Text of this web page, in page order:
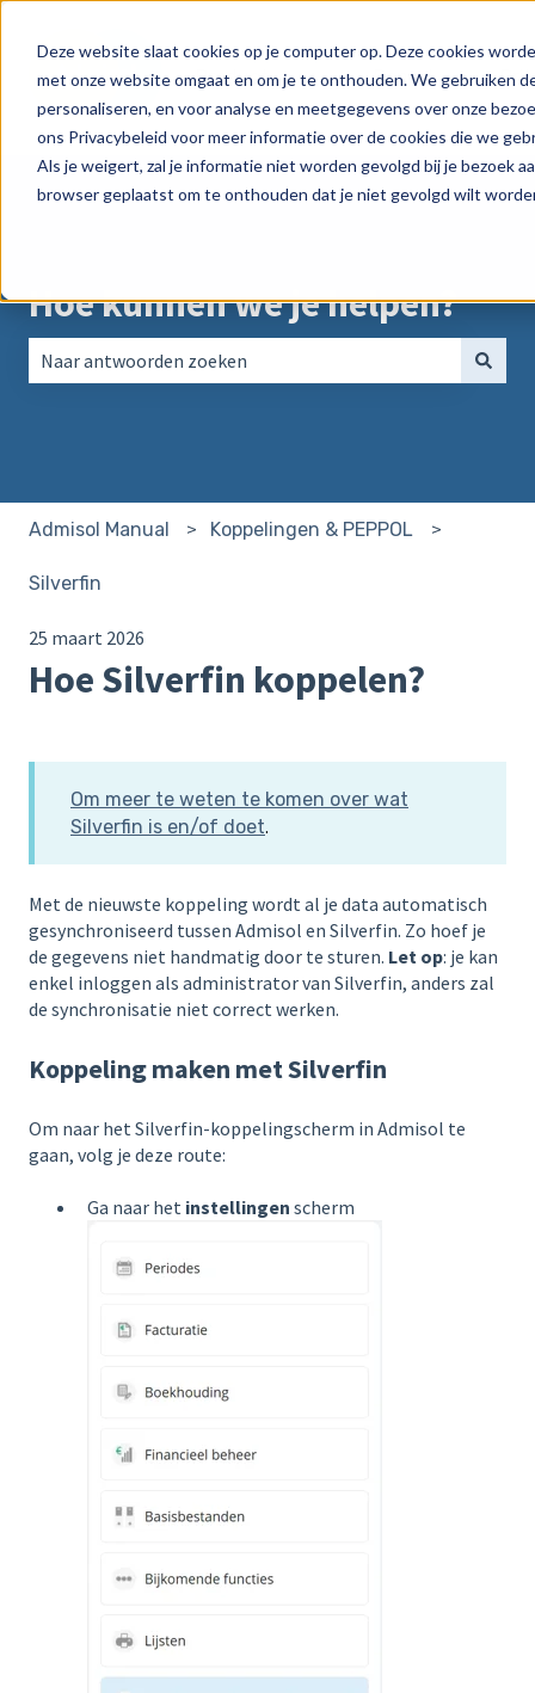
Deze website slaat cookies op je computer op. Deze cookies
met onze website omgaat en om je te onthouden. We gebruiken
personaliseren, en voor analyse en meetgegevens over onze
ons Privacybeleid voor meer informatie over de cookies die we
Als je weigert, zal je informatie niet worden gevolgd bij je bezoek
browser geplaatst om te onthouden dat je niet gevolgd wilt
Product
Submenu tonen voor
Peppol
Hoe kunnen we je helpen?
Admisol Manual Koppelingen & PEPPOL
Silverfin
25 maart 2026
Hoe Silverfin koppelen?
Om meer te weten te komen over wat
Silverfin is en/of doet.
Met de nieuwste koppeling wordt al je data automatisch
gesynchroniseerd tussen Admisol en Silverfin. Zo hoef je
de gegevens niet handmatig door te sturen. Let op: je kan
enkel inloggen als administrator van Silverfin, anders zal
de synchronisatie niet correct werken.
Koppeling maken met Silverfin
Om naar het Silverfin-koppelingscherm in Admisol te
gaan, volg je deze route:
Ga naar het instellingen scherm